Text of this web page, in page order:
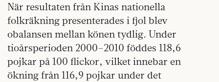
När resultaten från Kinas nationella
folkräkning presenterades i fjol blev
obalansen mellan könen tydlig. Under
tioårsperioden 2000–2010 föddes 118,6
pojkar på 100 flickor, vilket innebar en
ökning från 116,9 pojkar under det